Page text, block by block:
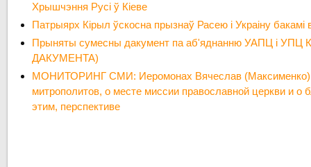
Хрышчэння Русі ў Кіеве
Патрыярх Кірыл ўскосна прызнаў Расею і Украіну бакамі
Прыняты сумесны дакумент па аб'яднанню УАПЦ і УПЦ
ДАКУМЕНТА)
МОНИТОРИНГ СМИ: Иеромонах Вячеслав (Максименко):
митрополитов, о месте миссии православной церкви и о
этим, перспективе